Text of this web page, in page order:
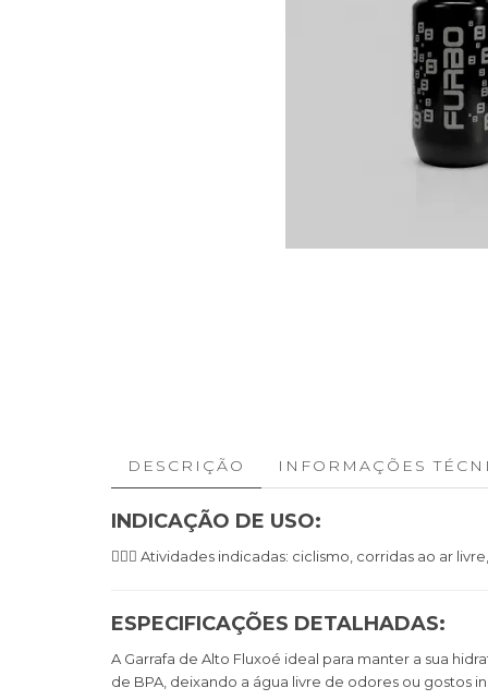
DESCRIÇÃO INFORMAÇÕES
INDICAÇÃO DE USO:
🚴🏼‍♀️ Atividades indicadas: ciclismo, corridas ao ar
ESPECIFICAÇÕES DETALHADAS:
A Garrafa de Alto Fluxoé ideal para manter a sua
de BPA, deixando a água livre de odores ou gostos